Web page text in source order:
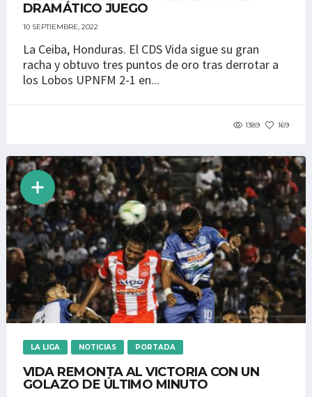
DRAMÁTICO JUEGO
10 SEPTIEMBRE, 2022
La Ceiba, Honduras. El CDS Vida sigue su gran
racha y obtuvo tres puntos de oro tras derrotar a
los Lobos UPNFM 2-1 en...
1389 169
LA LIGA NOTICIAS PORTADA
VIDA REMONTA AL VICTORIA CON UN
GOLAZO DE ÚLTIMO MINUTO